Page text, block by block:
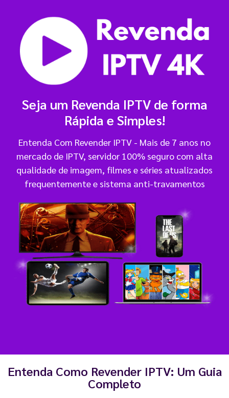
Seja um Revenda IPTV de forma
Rápida e Simples!
Entenda Com Revender IPTV - Mais de 7 anos no
mercado de IPTV, servidor 100% seguro com alta
qualidade de imagem, filmes e séries atualizados
frequentemente e sistema anti-travamentos
Entenda Como Revender IPTV: Um Guia
Completo